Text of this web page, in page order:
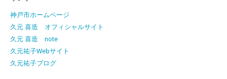
神戸市ホームページ
久元 喜造 オフィシャルサイト
久元 喜造 note
久元祐子Webサイト
久元祐子ブログ